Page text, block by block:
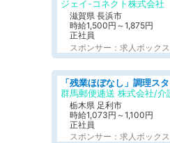
ジェイ-コネクト株式会社
滋賀県 長浜市
時給1,500円～1,875円
正社員
スポンサー：求人ボックス
栃木県 足利市
時給1,073円～1,100円
正社員
スポンサー：求人ボックス